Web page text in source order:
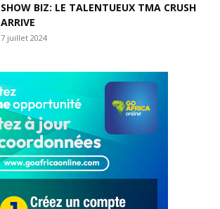
SHOW BIZ: LE TALENTUEUX TMA CRUSH
ARRIVE
7 juillet 2024